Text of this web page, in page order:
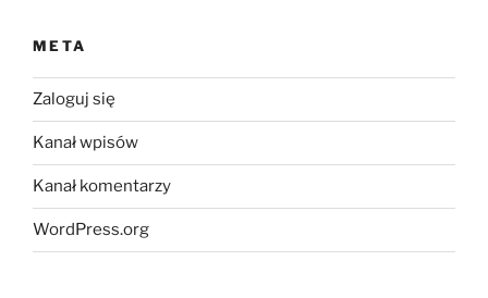
META
Zaloguj się
Kanał wpisów
Kanał komentarzy
WordPress.org